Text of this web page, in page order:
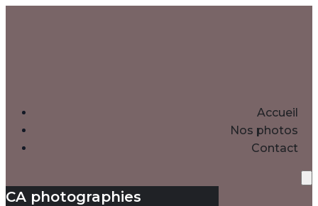
Accueil
Nos photos
Contact
CA photographies